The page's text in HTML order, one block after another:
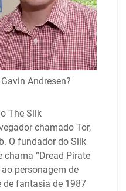
Andresen?
The Silk
chamado Tor,
O fundador do Silk
chama “Dread Pirate
personagem de
de fantasia de 1987